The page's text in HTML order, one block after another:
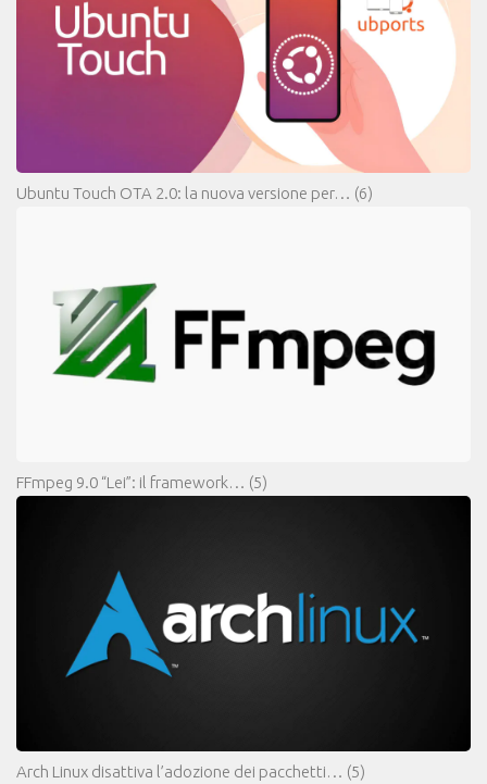
Ubuntu Touch OTA 2.0: la nuova versione per… (6)
FFmpeg 9.0 “Lei”: il framework… (5)
Arch Linux disattiva l’adozione dei pacchetti… (5)